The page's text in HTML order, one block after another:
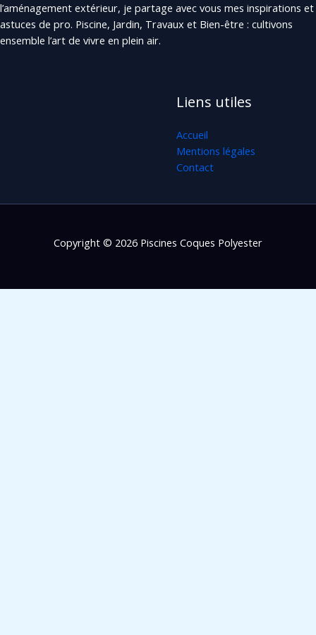
l’aménagement extérieur, je partage avec vous mes inspirations et
astuces de pro. Piscine, Jardin, Travaux et Bien-être : cultivons
ensemble l’art de vivre en plein air.
Liens utiles
Accueil
Mentions légales
Contact
Copyright © 2026 Piscines Coques Polyester